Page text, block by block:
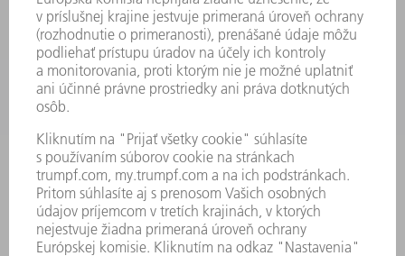
ODVETVIA
PODNIK
KARIÉRA
PONUKY PRACOVNÝCH MIEST
PROFIL FIRMY
PREDSTAVENSTVO
SPRÁVA O HOSPODÁRENÍ
FIREMNÉ PRINCÍPY
ZHODA
SYSTÉM OZNAMOVANIA
SECURITY
TLAČOVÉ SPRÁVY
ČASOPISY
STABILITA